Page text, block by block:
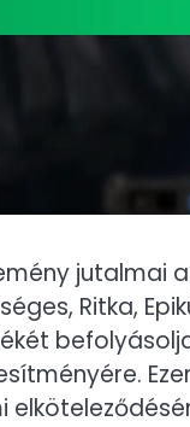
jutalmai
Ritka,